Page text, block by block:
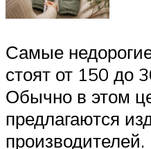
Самые
стоят от 150 до
Обычно в этом
предлагаются